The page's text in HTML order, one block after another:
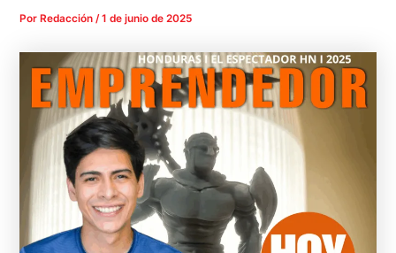
Por Redacción/1 de junio de 2025